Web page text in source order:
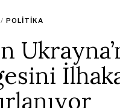
/ POLITIKA